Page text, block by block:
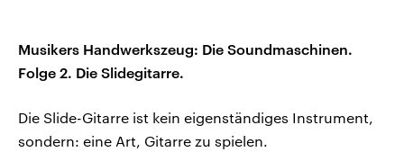
Musikers Handwerkszeug: Die Soundmaschinen.
Folge 2. Die Slidegitarre.
Die Slide-Gitarre ist kein eigenständiges Instrument,
sondern: eine Art, Gitarre zu spielen.